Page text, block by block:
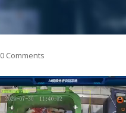
0 Comments